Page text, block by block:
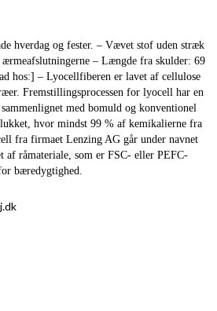
hverdag og fester. – Vævet stof uden stræk
– Længde fra skulder: 69
hos:] – Lyocellfiberen er lavet af cellulose
Fremstillingsprocessen for lyocell har en
med bomuld og konventionel
hvor mindst 99 % af kemikalierne fra
fra firmaet Lenzing AG går under navnet
råmateriale, som er FSC- eller PEFC-
bæredygtighed.